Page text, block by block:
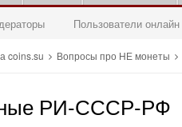
Пользователи онлайн
coins.su Вопросы про НЕ монеты
РИ-СССР-РФ